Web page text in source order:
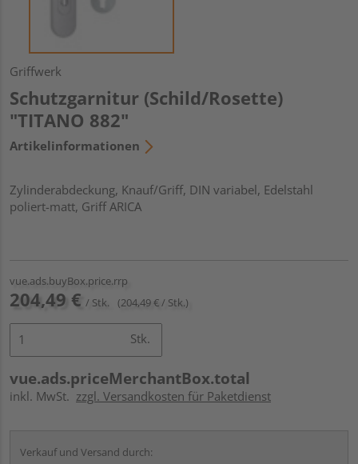
Griffwerk
Schutzgarnitur (Schild/Rosette)
"TITANO 882"
Artikelinformationen
Zylinderabdeckung, Knauf/Griff, DIN variabel, Edelstahl
poliert-matt, Griff ARICA
vue.ads.buyBox.price.rrp
204,49 € / Stk. (204,49 € / Stk.)
Stk.
vue.ads.priceMerchantBox.total
inkl. MwSt. zzgl. Versandkosten für Paketdienst
Verkauf und Versand durch: